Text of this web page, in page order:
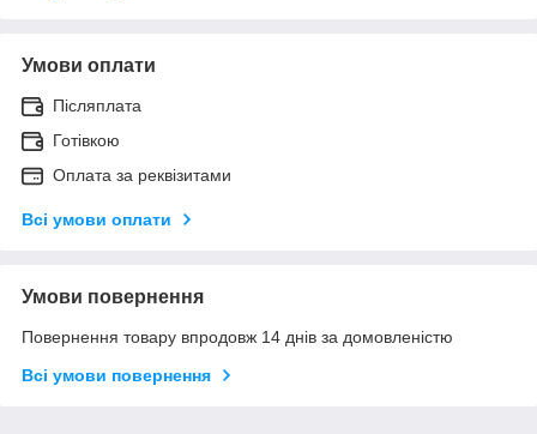
Умови оплати
Післяплата
Готівкою
Оплата за реквізитами
Всі умови оплати
Умови повернення
Повернення товару впродовж 14 днів за домовленістю
Всі умови повернення